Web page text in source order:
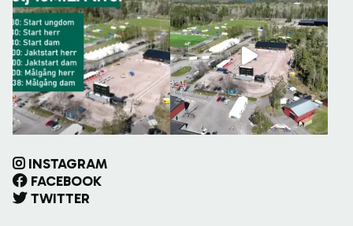
INSTAGRAM
FACEBOOK
TWITTER